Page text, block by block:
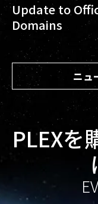
Update to
Domains
ニュ
PLEXを